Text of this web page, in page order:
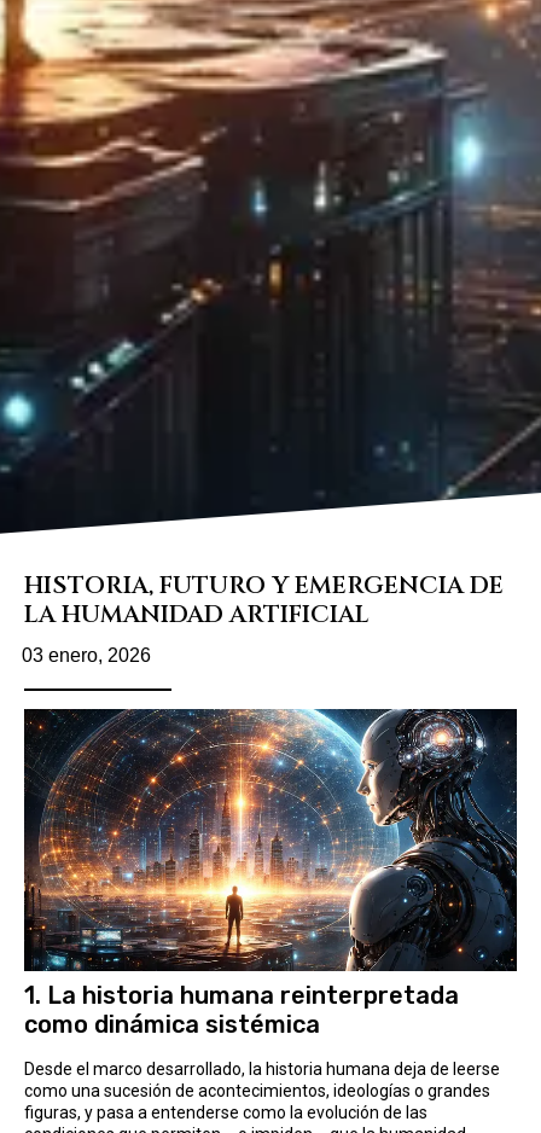
HISTORIA, FUTURO Y EMERGENCIA DE
LA HUMANIDAD ARTIFICIAL
03 enero, 2026
1. La historia humana reinterpretada
como dinámica sistémica
Desde el marco desarrollado, la historia humana deja de leerse
como una sucesión de acontecimientos, ideologías o grandes
figuras, y pasa a entenderse como la evolución de las